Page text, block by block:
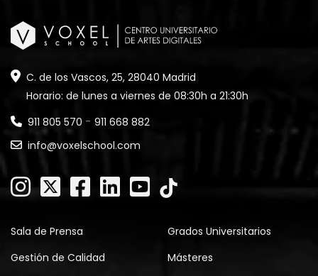
C. de los Vascos, 25, 28040 Madrid
Horario: de lunes a viernes de 08:30h a 21:30h
911 805 570 - 911 668 882
info@voxelschool.com
Sala de Prensa
Gestión de Calidad
Grados Universitarios
Másteres